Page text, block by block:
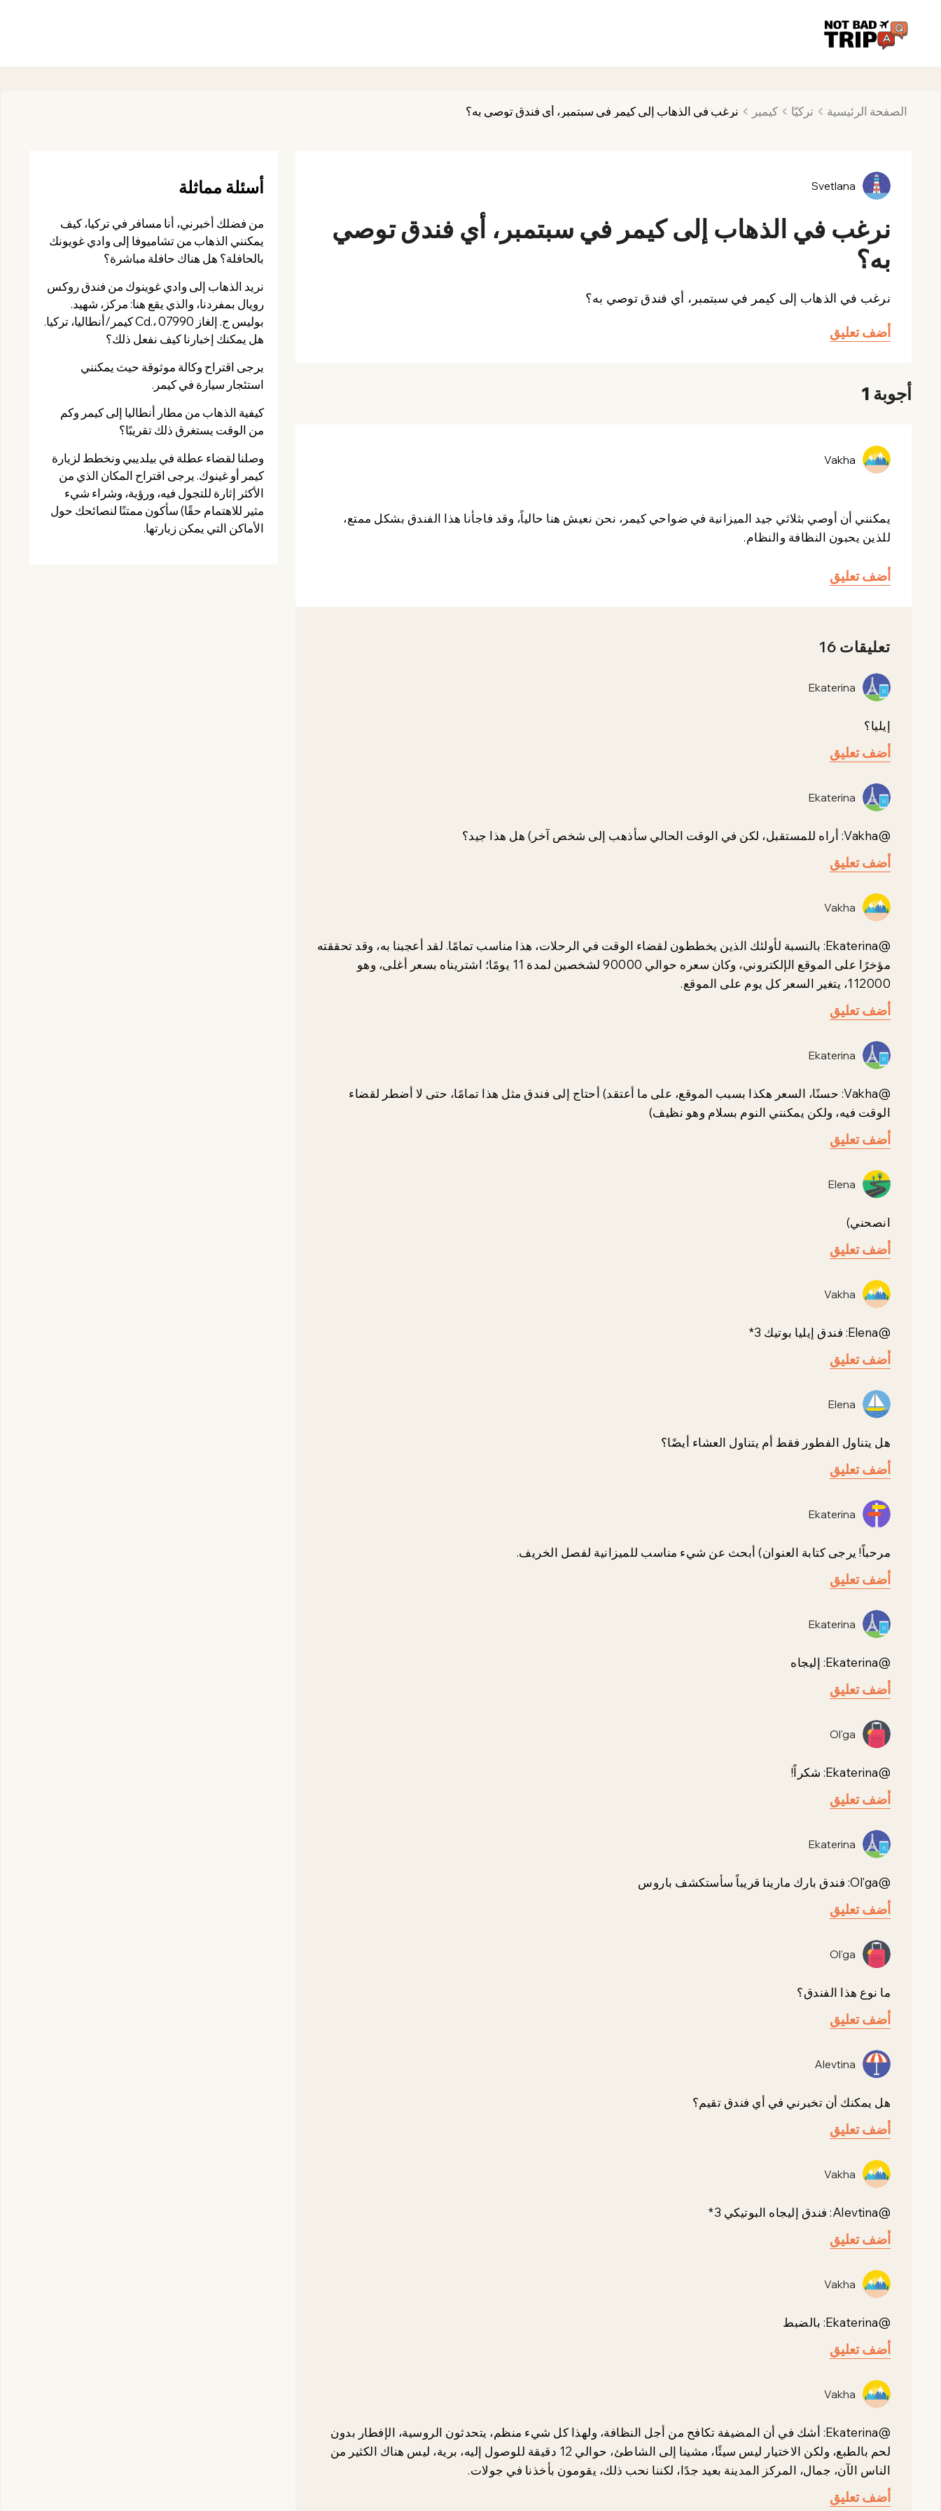
الصفحة الرئيسية تركيّا كيمير نرغب في الذهاب إلى كيمر في سبتمبر، أي فندق توصي به؟
Svetlana
نرغب في الذهاب إلى كيمر في سبتمبر، أي فندق توصي
به؟
نرغب في الذهاب إلى كيمر في سبتمبر، أي فندق توصي به؟
أضف تعليق
أجوبة 1
Vakha
يمكنني أن أوصي بثلاثي جيد الميزانية في ضواحي كيمر، نحن نعيش هنا حالياً، وقد فاجأنا هذا الفندق بشكل ممتع،
للذين يحبون النظافة والنظام.
أضف تعليق
تعليقات 16
Ekaterina
إيليا؟
أضف تعليق
Ekaterina
@Vakha: أراه للمستقبل، لكن في الوقت الحالي سأذهب إلى شخص آخر) هل هذا جيد؟
أضف تعليق
Vakha
@Ekaterina: بالنسبة لأولئك الذين يخططون لقضاء الوقت في الرحلات، هذا مناسب تمامًا. لقد أعجبنا به، وقد تحققته
مؤخرًا على الموقع الإلكتروني، وكان سعره حوالي 90000 لشخصين لمدة 11 يومًا؛ اشتريناه بسعر أغلى، وهو
112000، يتغير السعر كل يوم على الموقع.
أضف تعليق
Ekaterina
@Vakha: حسنًا، السعر هكذا بسبب الموقع، على ما أعتقد) أحتاج إلى فندق مثل هذا تمامًا، حتى لا أضطر لقضاء
الوقت فيه، ولكن يمكنني النوم بسلام وهو نظيف)
أضف تعليق
Elena
انصحني)
أضف تعليق
Vakha
@Elena: فندق إيليا بوتيك 3*
أضف تعليق
Elena
هل يتناول الفطور فقط أم يتناول العشاء أيضًا؟
أضف تعليق
Ekaterina
مرحباً! يرجى كتابة العنوان) أبحث عن شيء مناسب للميزانية لفصل الخريف.
أضف تعليق
Ekaterina
@Ekaterina: إليجاه
أضف تعليق
Ol'ga
@Ekaterina: شكراً!
أضف تعليق
Ekaterina
@Ol'ga: فندق بارك مارينا قريباً سأستكشف باروس
أضف تعليق
Ol'ga
ما نوع هذا الفندق؟
أضف تعليق
Alevtina
هل يمكنك أن تخبرني في أي فندق تقيم؟
أضف تعليق
Vakha
@Alevtina: فندق إليجاه البوتيكي 3*
أضف تعليق
Vakha
@Ekaterina: بالضبط
أضف تعليق
Vakha
@Ekaterina: أشك في أن المضيفة تكافح من أجل النظافة، ولهذا كل شيء منظم، يتحدثون الروسية، الإفطار بدون
لحم بالطبع، ولكن الاختيار ليس سيئًا، مشينا إلى الشاطئ، حوالي 12 دقيقة للوصول إليه، برية، ليس هناك الكثير من
الناس الآن، جمال، المركز المدينة بعيد جدًا، لكننا نحب ذلك، يقومون بأخذنا في جولات.
أضف تعليق
أسئلة مماثلة
من فضلك أخبرني، أنا مسافر في تركيا، كيف
يمكنني الذهاب من تشاميوفا إلى وادي غويونك
بالحافلة؟ هل هناك حافلة مباشرة؟
نريد الذهاب إلى وادي غوينوك من فندق روكس
رويال بمفردنا، والذي يقع هنا: مركز، شهيد.
بوليس ج. إلغاز Cd.، 07990 كيمر/أنطاليا، تركيا.
هل يمكنك إخبارنا كيف نفعل ذلك؟
يرجى اقتراح وكالة موثوقة حيث يمكنني
استئجار سيارة في كيمر.
كيفية الذهاب من مطار أنطاليا إلى كيمر وكم
من الوقت يستغرق ذلك تقريبًا؟
وصلنا لقضاء عطلة في بيلديبي ونخطط لزيارة
كيمر أو غينوك. يرجى اقتراح المكان الذي من
الأكثر إثارة للتجول فيه، ورؤية، وشراء شيء
مثير للاهتمام حقًا) سأكون ممتنًا لنصائحك حول
الأماكن التي يمكن زيارتها.